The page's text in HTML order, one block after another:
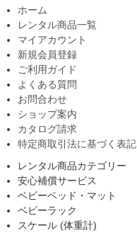
ホーム
レンタル商品一覧
マイアカウント
新規会員登録
ご利用ガイド
よくある質問
お問合わせ
ショップ案内
カタログ請求
特定商取引法に基づく表記
レンタル商品カテゴリー
安心補償サービス
ベビーベッド・マット
ベビーラック
スケール (体重計)